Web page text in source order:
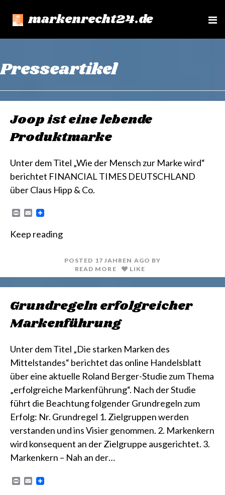
markenrecht24.de
e
Presseartikel
Joop ist eine lebende
Produktmarke
Unter dem Titel „Wie der Mensch zur Marke wird“
berichtet FINANCIAL TIMES DEUTSCHLAND
über Claus Hipp & Co.
n
E
i
Keep reading
POSTED 17 JAHREN AGO BY
READ MORE
LIKE
Grundregeln erfolgreicher
Markenführung
Unter dem Titel „Die starken Marken des
Mittelstandes“ berichtet das online Handelsblatt
über eine aktuelle Roland Berger-Studie zum Thema
„erfolgreiche Markenführung“. Nach der Studie
führt die Beachtung folgender Grundregeln zum
Erfolg: Nr. Grundregel 1. Zielgruppen werden
verstanden und ins Visier genommen. 2. Markenkern
wird konsequent an der Zielgruppe ausgerichtet. 3.
Markenkern – Nah an der…
P
E